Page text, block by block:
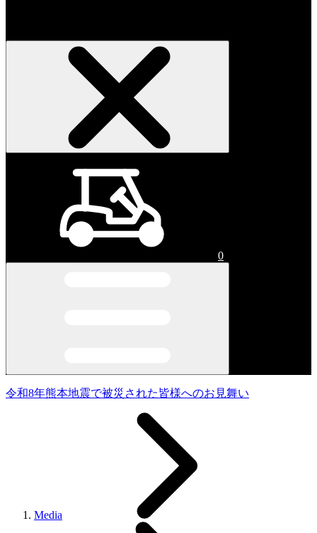
0
令和8年熊本地震で被災された皆様へのお見舞い
Media